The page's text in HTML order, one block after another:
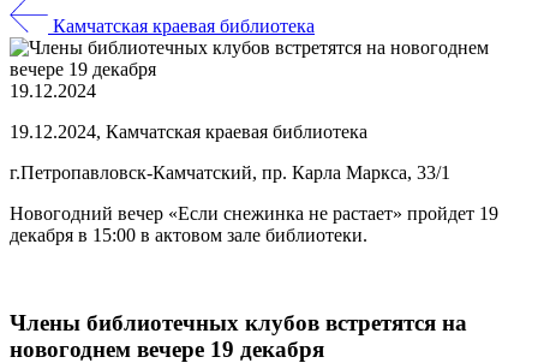
Камчатская краевая библиотека
19.12.2024
19.12.2024, Камчатская краевая библиотека
г.Петропавловск-Камчатский, пр. Карла Маркса, 33/1
Новогодний вечер «Если снежинка не растает» пройдет 19
декабря в 15:00 в актовом зале библиотеки.
Члены библиотечных клубов встретятся на
новогоднем вечере 19 декабря